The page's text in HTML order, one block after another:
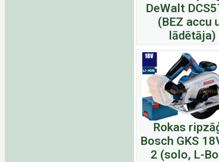
DeWalt
(BEZ accu
lādētāja)
Rokas
Bosch GKS
2 (solo, L-